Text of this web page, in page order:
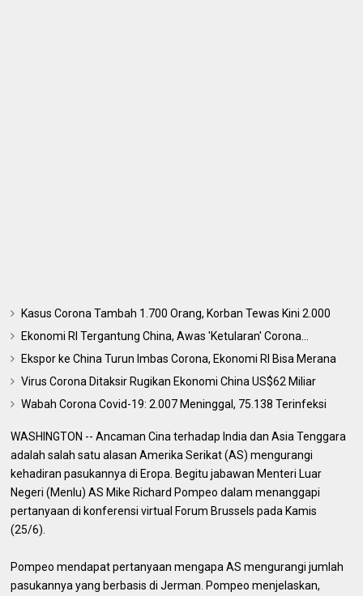
Kasus Corona Tambah 1.700 Orang, Korban Tewas Kini 2.000
Ekonomi RI Tergantung China, Awas 'Ketularan' Corona...
Ekspor ke China Turun Imbas Corona, Ekonomi RI Bisa Merana
Virus Corona Ditaksir Rugikan Ekonomi China US$62 Miliar
Wabah Corona Covid-19: 2.007 Meninggal, 75.138 Terinfeksi
WASHINGTON -- Ancaman Cina terhadap India dan Asia Tenggara
adalah salah satu alasan Amerika Serikat (AS) mengurangi
kehadiran pasukannya di Eropa. Begitu jabawan Menteri Luar
Negeri (Menlu) AS Mike Richard Pompeo dalam menanggapi
pertanyaan di konferensi virtual Forum Brussels pada Kamis
(25/6).
Pompeo mendapat pertanyaan mengapa AS mengurangi jumlah
pasukannya yang berbasis di Jerman. Pompeo menjelaskan,